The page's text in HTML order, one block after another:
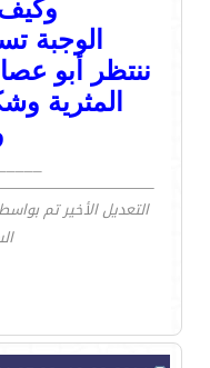
ننتظر أبو
المثرية